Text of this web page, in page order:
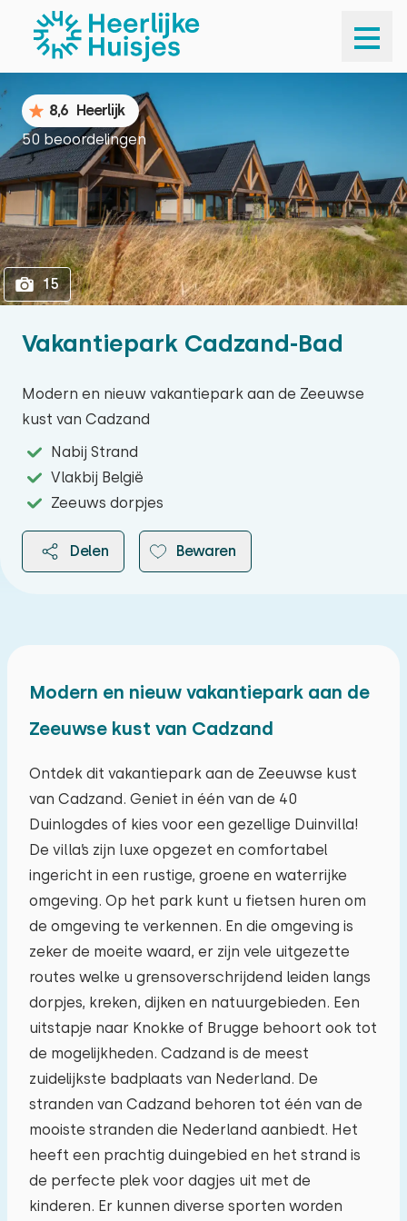
1
Vakantiepark Cadzand-Bad
Modern en nieuw vakantiepark aan de Zeeuwse
kust van Cadzand
Nabij Strand
Vlakbij België
Zeeuws dorpjes
Delen Bewaren
8,6 Heerlijk
50 beoordelingen
15
Modern en nieuw vakantiepark aan de
Zeeuwse kust van Cadzand
Ontdek dit vakantiepark aan de Zeeuwse kust
van Cadzand. Geniet in één van de 40
Duinlogdes of kies voor een gezellige Duinvilla!
De villa’s zijn luxe opgezet en comfortabel
ingericht in een rustige, groene en waterrijke
omgeving. Op het park kunt u fietsen huren om
de omgeving te verkennen. En die omgeving is
zeker de moeite waard, er zijn vele uitgezette
routes welke u grensoverschrijdend leiden langs
dorpjes, kreken, dijken en natuurgebieden. Een
uitstapje naar Knokke of Brugge behoort ook tot
de mogelijkheden. Cadzand is de meest
zuidelijkste badplaats van Nederland. De
stranden van Cadzand behoren tot één van de
mooiste stranden die Nederland aanbiedt. Het
heeft een prachtig duingebied en het strand is
de perfecte plek voor dagjes uit met de
kinderen. Er kunnen diverse sporten worden
augustus 2026
ma di wo do vr za zo
27 28 29 30 31 01
03 04 05 06 07 08
10 11 12 13 14 15 16
17 18 19 20 21 22 23
24 25 26 27 28 29 30
31 01 02 03 04 05